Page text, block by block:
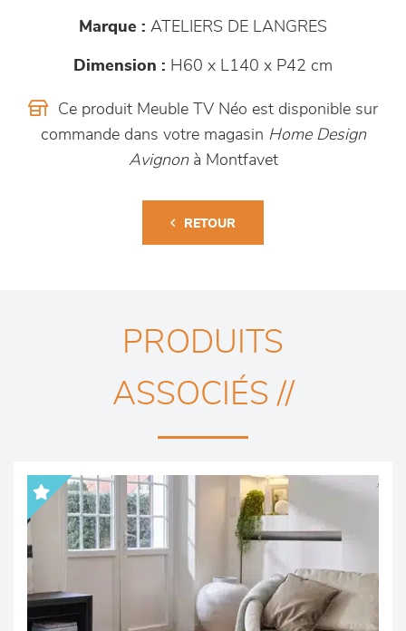
Marque : ATELIERS DE LANGRES
Dimension : H60 x L140 x P42 cm
Ce produit Meuble TV Néo est disponible sur
commande dans votre magasin Home Design
Avignonà Montfavet
RETOUR
PRODUITS
ASSOCIÉS //